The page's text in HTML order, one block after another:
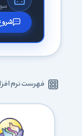
فهرست نرم